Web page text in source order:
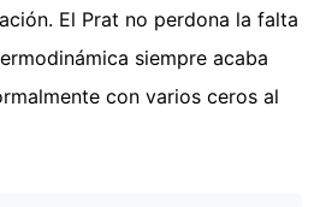
El Prat no perdona la falta
siempre acaba
con varios ceros al